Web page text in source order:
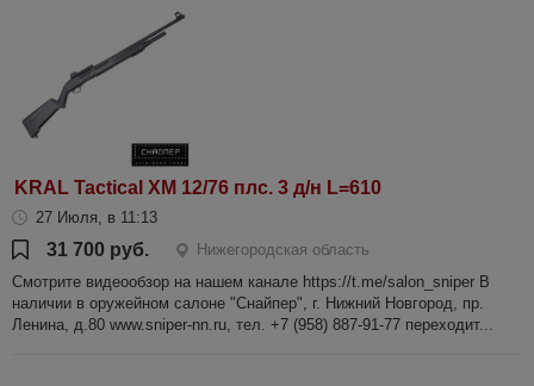
KRAL Tactical XM 12/76 плс. 3 д/н L=610
27 Июля, в 11:13
31 700 руб.
Нижегородская область
Смотрите видеообзор на нашем канале https://t.me/salon_sniper В
наличии в оружейном салоне "Снайпер", г. Нижний Новгород, пр.
Ленина, д.80 www.sniper-nn.ru, тел. +7 (958) 887-91-77 переходит...